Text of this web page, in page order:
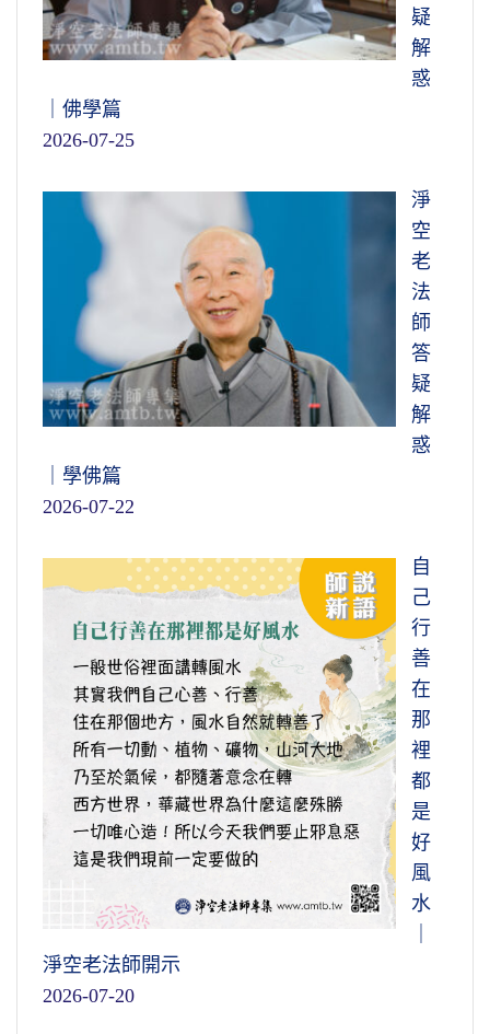
疑
解
惑
｜佛學篇
2026-07-25
淨
空
老
法
師
答
疑
解
惑
｜學佛篇
2026-07-22
自
己
行
善
在
那
裡
都
是
好
風
水
淨空老法師開示
2026-07-20